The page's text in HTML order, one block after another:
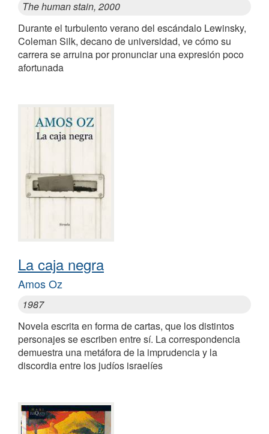
The human stain, 2000
Durante el turbulento verano del escándalo Lewinsky,
Coleman Silk, decano de universidad, ve cómo su
carrera se arruina por pronunciar una expresión poco
afortunada
La caja negra
Amos Oz
1987
Novela escrita en forma de cartas, que los distintos
personajes se escriben entre sí. La correspondencia
demuestra una metáfora de la imprudencia y la
discordia entre los judíos israelíes